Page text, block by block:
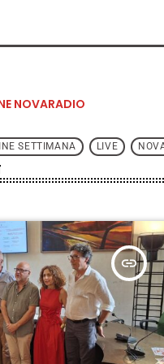
NOVARADIO
SETTIMANA LIVE
insert_link